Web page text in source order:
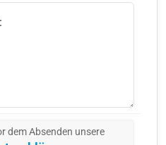
dem Absenden unsere